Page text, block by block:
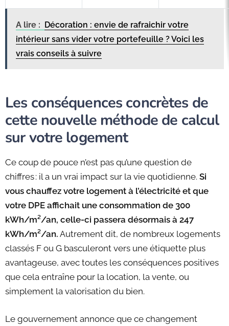
A lire : Décoration : envie de rafraichir votre
intérieur sans vider votre portefeuille ? Voici les
vrais conseils à suivre
Les conséquences concrètes de
cette nouvelle méthode de calcul
sur votre logement
Ce coup de pouce n’est pas qu’une question de
chiffres : il a un vrai impact sur la vie quotidienne. Si
vous chauffez votre logement à l’électricité et que
votre DPE affichait une consommation de 300
kWh/m²/an, celle-ci passera désormais à 247
kWh/m²/an. Autrement dit, de nombreux logements
classés F ou G basculeront vers une étiquette plus
avantageuse, avec toutes les conséquences positives
que cela entraîne pour la location, la vente, ou
simplement la valorisation du bien.
Le gouvernement annonce que ce changement